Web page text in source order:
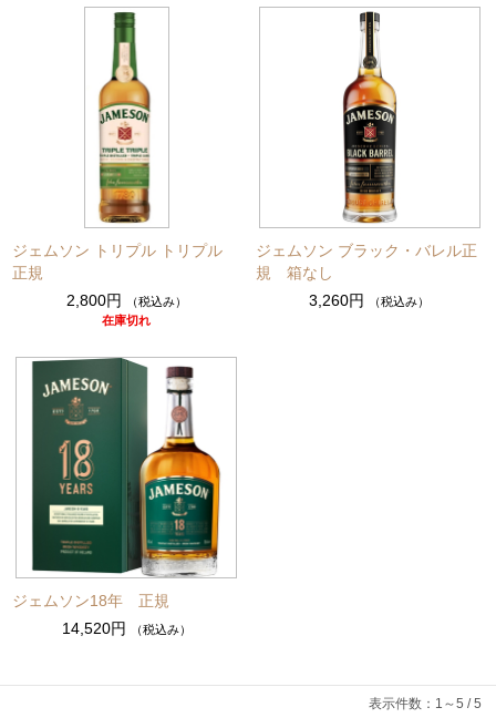
ジェムソン トリプル トリプル
正規
2,800円
（税込み）
在庫切れ
ジェムソン ブラック・バレル正
規 箱なし
3,260円
（税込み）
ジェムソン18年 正規
14,520円
（税込み）
表示件数：1～5 / 5